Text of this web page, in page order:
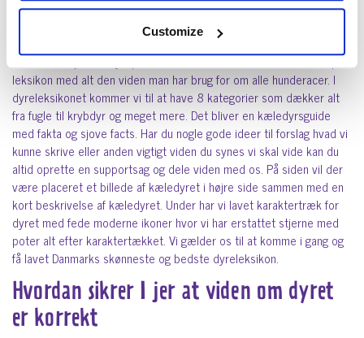
Customize
dyreleksikon
Her kommer til at stå en fuld beskrivelse af racen Hollandsk
Kooikerhondje.Hos dyreportal.dk har vi sat os for at lave et komplet
leksikon med alt den viden man har brug for om alle hunderacer. I
dyreleksikonet kommer vi til at have 8 kategorier som dækker alt
fra fugle til krybdyr og meget mere. Det bliver en kæledyrsguide
med fakta og sjove facts. Har du nogle gode ideer til forslag hvad vi
kunne skrive eller anden vigtigt viden du synes vi skal vide kan du
altid oprette en supportsag og dele viden med os. På siden vil der
være placeret et billede af kæledyret i højre side sammen med en
kort beskrivelse af kæledyret. Under har vi lavet karaktertræk for
dyret med fede moderne ikoner hvor vi har erstattet stjerne med
poter alt efter karaktertækket. Vi gælder os til at komme i gang og
få lavet Danmarks skønneste og bedste dyreleksikon.
Hvordan sikrer I jer at viden om dyret
er korrekt